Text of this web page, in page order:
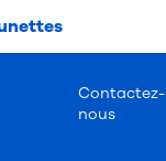
Contactez-
nous